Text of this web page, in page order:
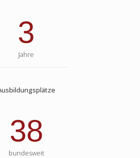
3
Jahre
38
bundesweit